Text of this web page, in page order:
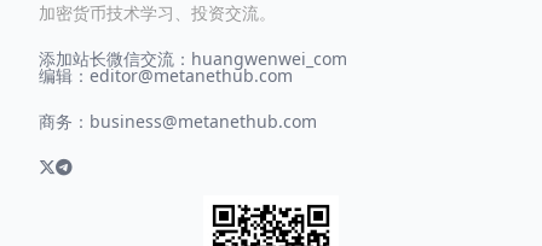
加密货币技术学习、投资交流。
添加站长微信交流：huangwenwei_com
编辑：editor@metanethub.com
商务： business@metanethub.com